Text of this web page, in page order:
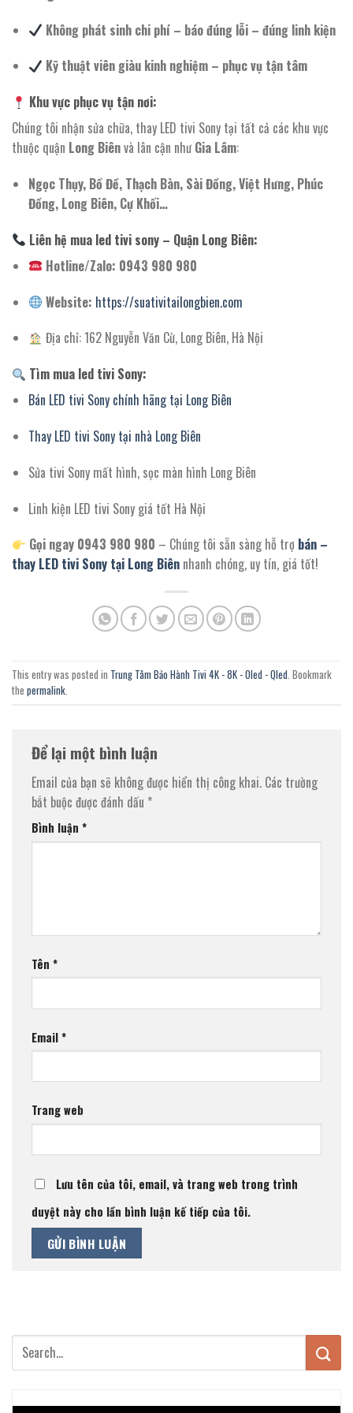
Không phát sinh chi phí – báo đúng lỗi – đúng linh kiện
Kỹ thuật viên giàu kinh nghiệm – phục vụ tận tâm
Khu vực phục vụ tận nơi:
Chúng tôi nhận sửa chữa, thay LED tivi Sony tại tất cả các khu vực
thuộc quận Long Biênvà lân cận như Gia Lâm:
Ngọc Thụy, Bồ Đề, Thạch Bàn, Sài Đồng, Việt Hưng, Phúc
Đồng, Long Biên, Cự Khối…
Liên hệ mua led tivi sony – Quận Long Biên:
Hotline/Zalo: 0943 980 980
Website: https://suativitailongbien.com
Địa chỉ: 162 Nguyễn Văn Cừ, Long Biên, Hà Nội
Tìm mua led tivi Sony:
Bán LED tivi Sony chính hãng tại Long Biên
Thay LED tivi Sony tại nhà Long Biên
Sửa tivi Sony mất hình, sọc màn hình Long Biên
Linh kiện LED tivi Sony giá tốt Hà Nội
Gọi ngay 0943 980 980 – Chúng tôi sẵn sàng hỗ trợ bán –
thay LED tivi Sony tại Long Biên nhanh chóng, uy tín, giá tốt!
This entry was posted in Trung Tâm Bảo Hành Tivi 4K - 8K - Oled - Qled . Bookmark
the permalink
Để lại một bình luận
Email của bạn sẽ không được hiển thị công khai. Các trường
bắt buộc được đánh dấu *
Bình luận *
Tên *
Email*
Trang web
Lưu tên của tôi, email, và trang web trong trình
duyệt này cho lần bình luận kế tiếp của tôi.